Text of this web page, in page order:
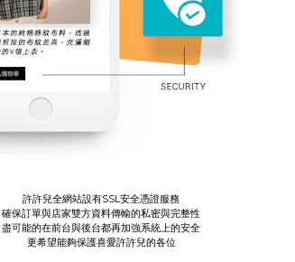
許許兒全網站設有SSL安全憑證服務
確保訂單與店家雙方資料傳輸的私密與完整性
盡可能的在前台與後台都再加強系統上的安全
更希望能夠保護喜愛許許兒的各位